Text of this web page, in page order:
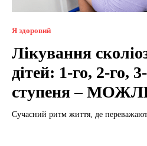
Я здоровий
Лікування
дітей: 1-го, 2-го,
ступеня –
Сучасний ритм життя, де